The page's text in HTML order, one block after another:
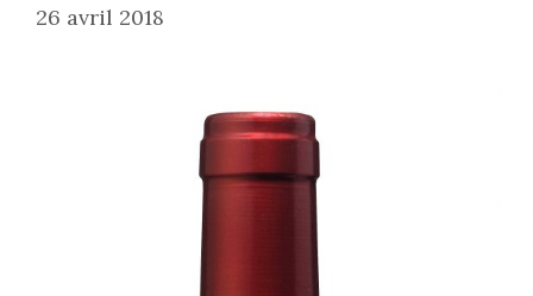
26 avril 2018